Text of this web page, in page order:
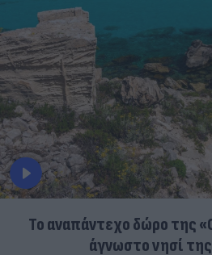
To αναπάντεχο δώρο της
άγνωστο νησί